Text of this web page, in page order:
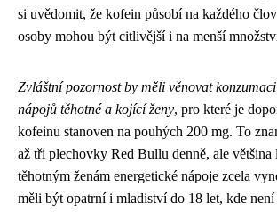
si uvědomit, že kofein působí na každého
osoby mohou být citlivější i na menší
Zvláštní pozornost by měli věnovat
nápojů těhotné a kojící ženy, pro které je
kofeinu stanoven na pouhých 200 mg. To
až tři plechovky Red Bullu denně, ale většina
těhotným ženám energetické nápoje zcela
měli být opatrní i mladiství do 18 let, kde není